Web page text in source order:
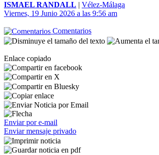
ISMAEL RANDALL | Vélez-Málaga
Viernes, 19 Junio 2026 a las 9:56 am
Comentarios
Enlace copiado
Enviar por e-mail
Enviar mensaje privado